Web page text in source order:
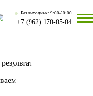
Без выходных: 9:00-20:00
+7 (962) 170-05-04